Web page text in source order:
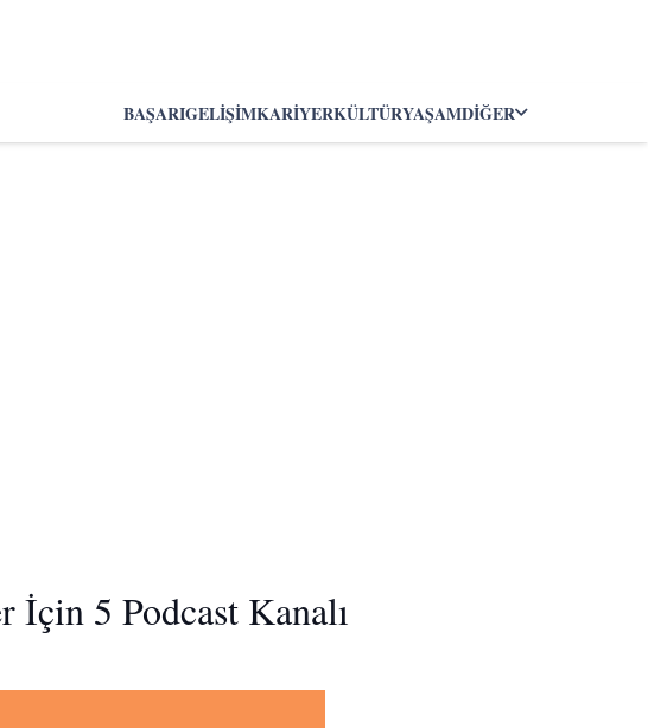
BAŞARIGELIŞIMKARIYERKÜLTÜRYAŞAMDIĞER
5 Podcast Kanalı